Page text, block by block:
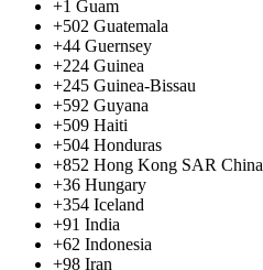
+1 Guam
+502 Guatemala
+44 Guernsey
+224 Guinea
+245 Guinea-Bissau
+592 Guyana
+509 Haiti
+504 Honduras
+852 Hong Kong SAR China
+36 Hungary
+354 Iceland
+91 India
+62 Indonesia
+98 Iran